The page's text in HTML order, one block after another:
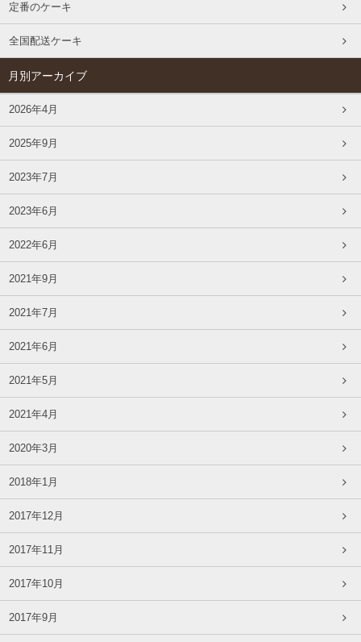
定番のケーキ
全国配送ケーキ
月別アーカイブ
2026年4月
2025年9月
2023年7月
2023年6月
2022年6月
2021年9月
2021年7月
2021年6月
2021年5月
2021年4月
2020年3月
2018年1月
2017年12月
2017年11月
2017年10月
2017年9月